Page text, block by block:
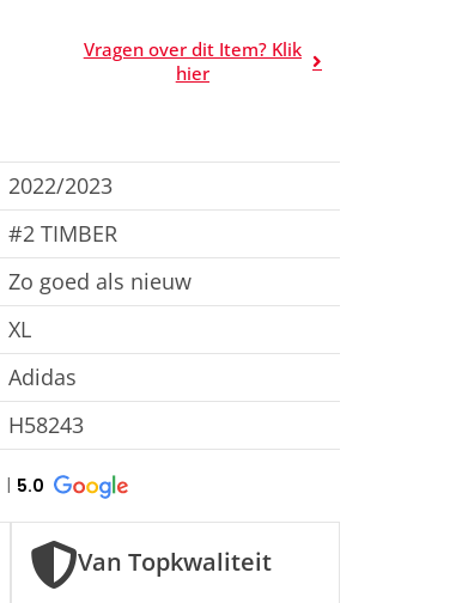
Vragen over dit Item? Klik
hier
2022/2023
#2 TIMBER
Zo goed als nieuw
XL
Adidas
H58243
5.0
Van Topkwaliteit